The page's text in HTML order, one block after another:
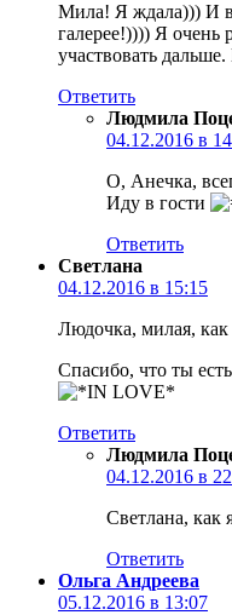
Мила! Я ждала))) И
галерее!)))) Я очень
участвовать
Ответить
Людмила
04.12.2016 в
О, Анечка,
Иду в гости
Ответить
Светлана
04.12.2016 в 15:15
Людочка, милая, как
Спасибо, что ты
Ответить
Людмила
04.12.2016 в
Светлана, как
Ответить
Ольга Андреева
05.12.2016 в 13:07